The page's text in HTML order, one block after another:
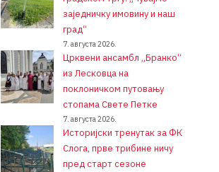
заједничку имовину и наш
град“
7. августа 2026.
Црквени ансамбл „Бранко“
из Лесковца на
поклоничком путовању
стопама Свете Петке
7. августа 2026.
Историјски тренутак за ФК
Слога, прве трибине ничу
пред старт сезоне